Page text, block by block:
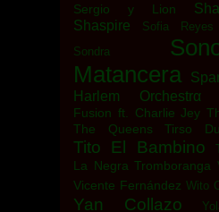
Sergio y Lion
Shaspire
Sofia Reyes
Sondra
Matancera
Harlem Orchestrα
Fusion ft. Charlie Jey
The Queens
Tirso
Tito El Bambino
La Negra Tromboranga
Vicente Fernández Wito
Yan Collazo